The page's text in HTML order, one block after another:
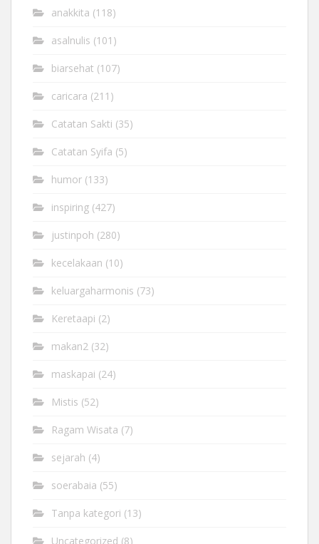
anakkita (118)
asalnulis (101)
biarsehat (107)
caricara (211)
Catatan Sakti (35)
Catatan Syifa (5)
humor (133)
inspiring (427)
justinpoh (280)
kecelakaan (10)
keluargaharmonis (73)
Keretaapi (2)
makan2 (32)
maskapai (24)
Mistis (52)
Ragam Wisata (7)
sejarah (4)
soerabaia (55)
Tanpa kategori (13)
Uncategorized (8)